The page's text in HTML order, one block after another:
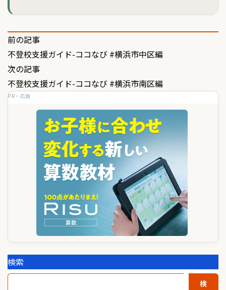
投
稿
ナ
ビ
前の記事
不登校支援ガイド-ココなび #横浜市中区編
次の記事
不登校支援ガイド-ココなび #横浜市南区編
PR・広告
検索
検